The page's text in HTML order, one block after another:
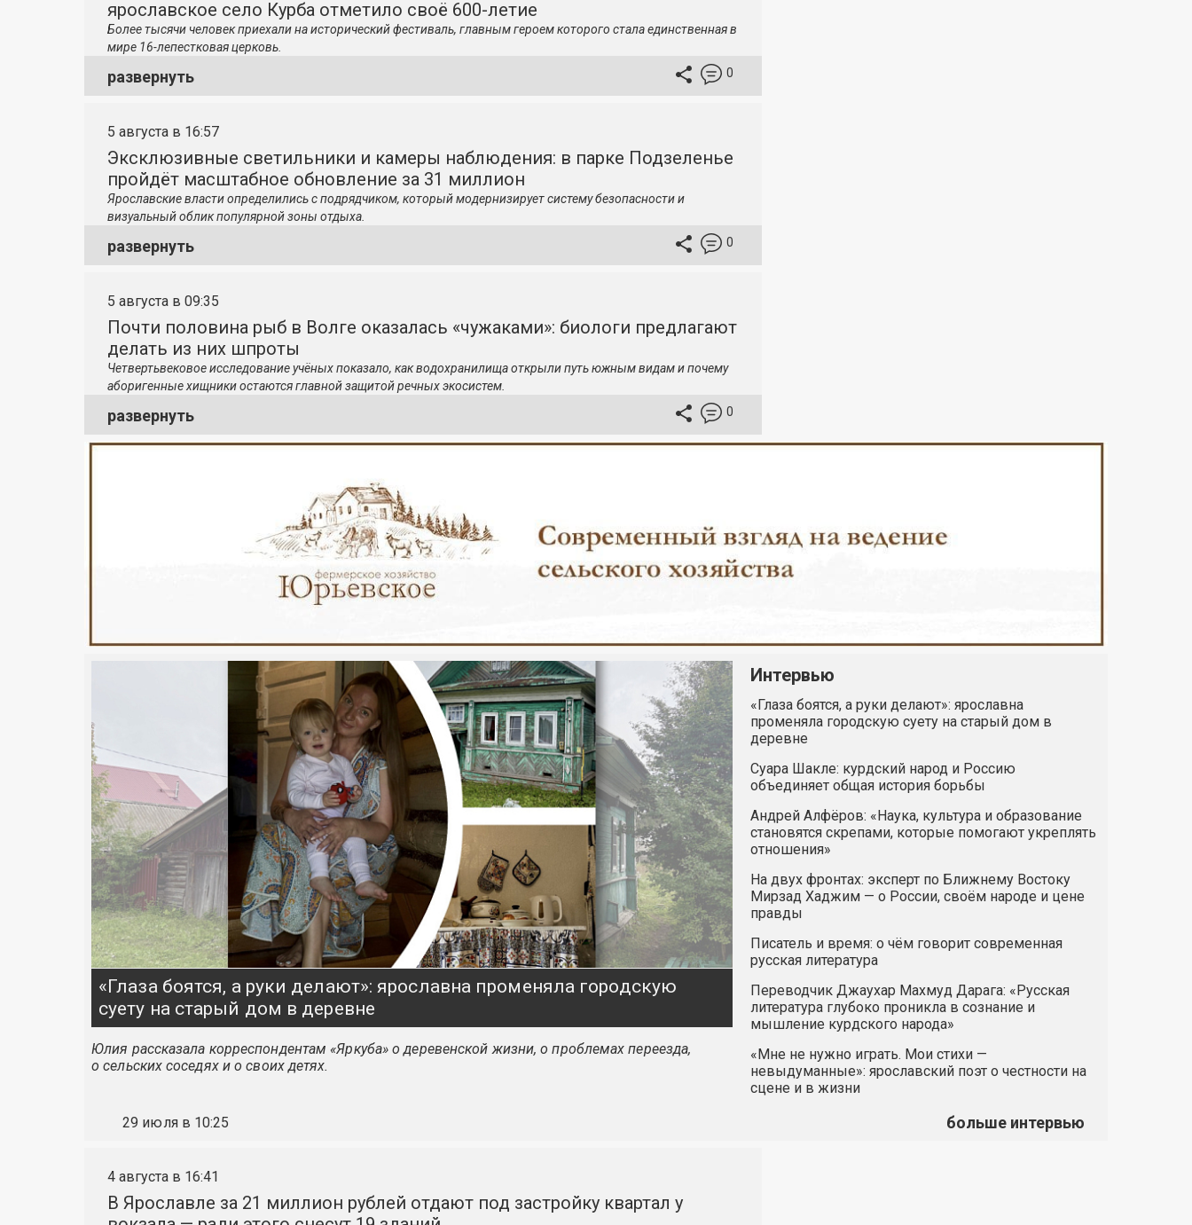
ярославское село Курба отметило своё 600-летие
Более тысячи человек приехали на исторический фестиваль, главным героем которого стала единственная в
мире 16-лепестковая церковь.
развернуть 0
5 августа в 16:57
Эксклюзивные светильники и камеры наблюдения: в парке Подзеленье
пройдёт масштабное обновление за 31 миллион
Ярославские власти определились с подрядчиком, который модернизирует систему безопасности и
визуальный облик популярной зоны отдыха.
развернуть 0
5 августа в 09:35
Почти половина рыб в Волге оказалась «чужаками»: биологи предлагают
делать из них шпроты
Четвертьвековое исследование учёных показало, как водохранилища открыли путь южным видам и почему
аборигенные хищники остаются главной защитой речных экосистем.
развернуть 0
«Глаза боятся, а руки делают»: ярославна променяла городскую
суету на старый дом в деревне
Юлия рассказала корреспондентам «Яркуба» о деревенской жизни, о проблемах переезда,
о сельских соседях и о своих детях.
29 июля в 10:25
Интервью
«Глаза боятся, а руки делают»: ярославна
променяла городскую суету на старый дом в
деревне
Суара Шакле: курдский народ и Россию
объединяет общая история борьбы
Андрей Алфёров: «Наука, культура и образование
становятся скрепами, которые помогают укреплять
отношения»
На двух фронтах: эксперт по Ближнему Востоку
Мирзад Хаджим — о России, своём народе и цене
правды
Писатель и время: о чём говорит современная
русская литература
Переводчик Джаухар Махмуд Дарага: «Русская
литература глубоко проникла в сознание и
мышление курдского народа»
«Мне не нужно играть. Мои стихи —
невыдуманные»: ярославский поэт о честности на
сцене и в жизни
больше интервью
4 августа в 16:41
В Ярославле за 21 миллион рублей отдают под застройку квартал у